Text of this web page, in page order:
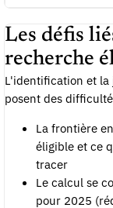
Les défis
recherche
L'identification et
posent des
La frontière
éligible et ce
tracer
Le calcul se
pour 2025